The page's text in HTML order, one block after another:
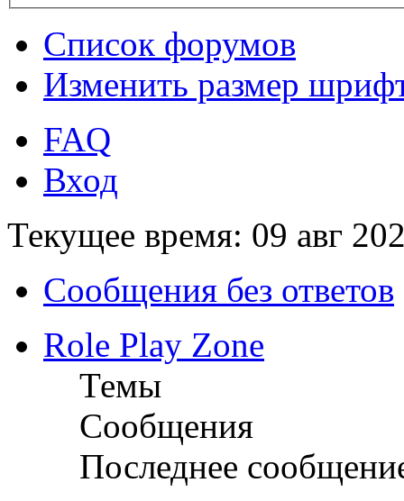
Список форумов
Изменить размер
FAQ
Вход
Текущее время: 09 авг
Сообщения без ответов
Role Play Zone
Темы
Сообщения
Последнее